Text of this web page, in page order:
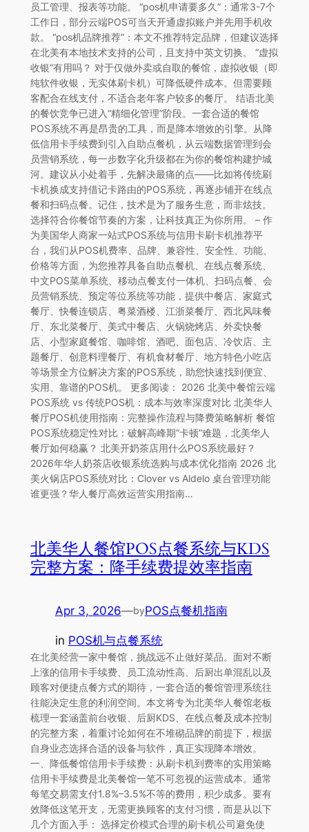
员工管理、报表等功能。 “pos机申请要多久”：通常3-7个
工作日，部分云端POS可当天开通虚拟账户并先用手机收
款。 “pos机品牌推荐”：本文不推荐特定品牌，但建议选择
在北美有本地技术支持的公司，且支持中英文切换。 “虚拟
收银”有用吗？ 对于仅做外卖或自取的餐馆，虚拟收银（即
纯软件收银，无实体刷卡机）可降低硬件成本。但需要顾
客配合在线支付，不适合老年客户较多的餐厅。 结语北美
的餐饮竞争已进入“精细化管理”阶段。一套合适的餐馆
POS系统不再是昂贵的工具，而是降本增效的引擎。从降
低信用卡手续费到引入自助点餐机，从云端数据管理到会
员营销系统，每一步数字化升级都在为你的餐馆构建护城
河。建议从小处着手，先解决最痛的点——比如将传统刷
卡机换成支持借记卡路由的POS系统，再逐步铺开在线点
餐和扫码点餐。记住，技术是为了服务生意，而非炫技。
选择符合你餐馆节奏的方案，让科技真正为你所用。 – 作
为美国华人商家一站式POS系统与信用卡刷卡机推荐平
台，我们从POS机费率、品牌、兼容性、安全性、功能、
价格等方面，为您推荐具备自助点餐机、在线点餐系统、
中文POS菜单系统、移动点餐支付一体机、扫码点餐、会
员营销系统、预定等位系统等功能，提供中餐店、家庭式
餐厅、快餐连锁店、粤菜酒楼、江浙菜餐厅、西北风味餐
厅、东北菜餐厅、美式中餐店、火锅烧烤店、外卖快餐
店、小型家庭餐馆、咖啡馆、酒吧、面包店、冷饮店、主
题餐厅、创意料理餐厅、有机食材餐厅、地方特色小吃店
等场景全方位解决方案的POS系统，助您快速找到便宜、
实用、靠谱的POS机。 更多阅读： 2026 北美中餐馆云端
POS系统 vs 传统POS机：成本与效率深度对比 北美华人
餐厅POS机使用指南：完整操作流程与降费策略解析 餐馆
POS系统稳定性对比：破解高峰期“卡顿”难题，北美华人
餐厅如何稳赢？ 北美开奶茶店用什么POS系统最好？
2026年华人奶茶店收银系统选购与成本优化指南 2026 北
美火锅店POS系统对比：Clover vs Aldelo 桌台管理功能
谁更强？华人餐厅高效运营实用指南…
北美华人餐馆POS点餐系统与KDS
完整方案：降手续费提效率指南
Apr 3, 2026—byPOS点餐机指南
in POS机与点餐系统
在北美经营一家中餐馆，挑战远不止做好菜品。面对不断
上涨的信用卡手续费、员工流动性高、后厨出单混乱以及
顾客对便捷点餐方式的期待，一套合适的餐馆管理系统往
往能决定生意的利润空间。本文将专为北美华人餐馆老板
梳理一套涵盖前台收银、后厨KDS、在线点餐及成本控制
的完整方案，着重讨论如何在不堆砌品牌的前提下，根据
自身业态选择合适的设备与软件，真正实现降本增效。
一、降低餐馆信用卡手续费：从刷卡机到费率的实用策略
信用卡手续费是北美餐馆一笔不可忽视的运营成本。通常
每笔交易需支付1.8%–3.5%不等的费用，积少成多。要有
效降低这笔开支，无需更换顾客的支付习惯，而是从以下
几个方面入手： 选择定价模式合理的刷卡机公司避免使